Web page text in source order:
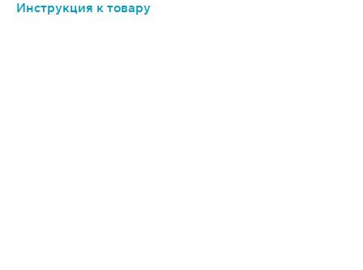
Инструкция к товару